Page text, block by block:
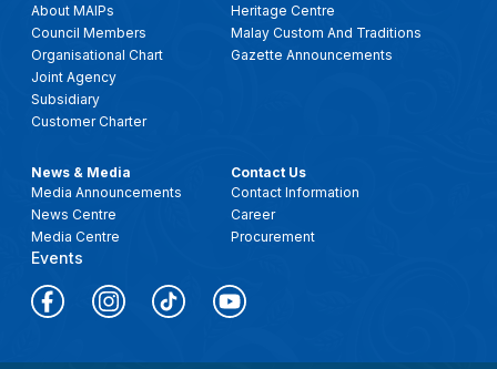
About MAIPs
Council Members
Organisational Chart
Joint Agency
Subsidiary
Customer Charter
Heritage Centre
Malay Custom And Traditions
Gazette Announcements
News & Media
Media Announcements
News Centre
Media Centre
Events
Contact Us
Contact Information
Career
Procurement